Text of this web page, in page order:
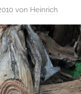
von Heinrich